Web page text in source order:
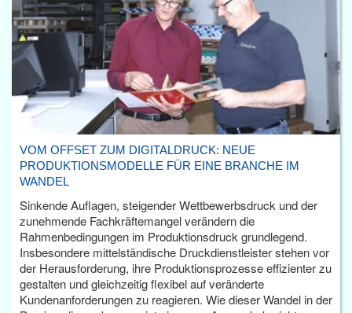
VOM OFFSET ZUM DIGITALDRUCK: NEUE
PRODUKTIONSMODELLE FÜR EINE BRANCHE IM
WANDEL
Sinkende Auflagen, steigender Wettbewerbsdruck und der
zunehmende Fachkräftemangel verändern die
Rahmenbedingungen im Produktionsdruck grundlegend.
Insbesondere mittelständische Druckdienstleister stehen vor
der Herausforderung, ihre Produktionsprozesse effizienter zu
gestalten und gleichzeitig flexibel auf veränderte
Kundenanforderungen zu reagieren. Wie dieser Wandel in der